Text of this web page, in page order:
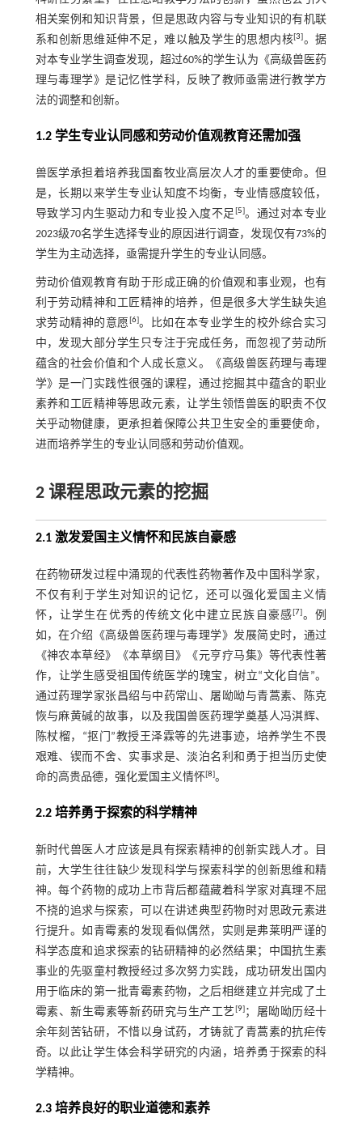
相关案例和知识背景，但是思政内容与专业知识的有机联
系和创新思维延伸不足，难以触及学生的思想内核[3]。据
对本专业学生调查发现，超过60%的学生认为《高级兽医药
理与毒理学》是记忆性学科，反映了教师亟需进行教学方
法的调整和创新。
1.2 学生专业认同感和劳动价值观教育还需加强
兽医学承担着培养我国畜牧业高层次人才的重要使命。但
是，长期以来学生专业认知度不均衡，专业情感度较低，
导致学习内生驱动力和专业投入度不足 [5]。通过对本专业
2023级70名学生选择专业的原因进行调查，发现仅有73%的
学生为主动选择，亟需提升学生的专业认同感。
劳动价值观教育有助于形成正确的价值观和事业观，也有
利于劳动精神和工匠精神的培养，但是很多大学生缺失追
求劳动精神的意愿 [6]。比如在本专业学生的校外综合实习
中，发现大部分学生只专注于完成任务，而忽视了劳动所
蕴含的社会价值和个人成长意义。《高级兽医药理与毒理
学》是一门实践性很强的课程，通过挖掘其中蕴含的职业
素养和工匠精神等思政元素，让学生领悟兽医的职责不仅
关乎动物健康，更承担着保障公共卫生安全的重要使命，
进而培养学生的专业认同感和劳动价值观。
2 课程思政元素的挖掘
2.1 激发爱国主义情怀和民族自豪感
在药物研发过程中涌现的代表性药物著作及中国科学家，
不仅有利于学生对知识的记忆，还可以强化爱国主义情
怀，让学生在优秀的传统文化中建立民族自豪感[7]。例
如，在介绍《高级兽医药理与毒理学》发展简史时，通过
《神农本草经》《本草纲目》《元亨疗马集》等代表性著
作，让学生感受祖国传统医学的瑰宝，树立“文化自信”。
通过药理学家张昌绍与中药常山、屠呦呦与青蒿素、陈克
恢与麻黄碱的故事，以及我国兽医药理学奠基人冯淇辉、
陈杖榴，“抠门”教授王泽霖等的先进事迹，培养学生不畏
艰难、锲而不舍、实事求是、淡泊名利和勇于担当历史使
命的高贵品德，强化爱国主义情怀[8]。
2.2 培养勇于探索的科学精神
新时代兽医人才应该是具有探索精神的创新实践人才。目
前，大学生往往缺少发现科学与探索科学的创新思维和精
神。每个药物的成功上市背后都蕴藏着科学家对真理不屈
不挠的追求与探索，可以在讲述典型药物时对思政元素进
行提升。如青霉素的发现看似偶然，实则是弗莱明严谨的
科学态度和追求探索的钻研精神的必然结果；中国抗生素
事业的先驱童村教授经过多次努力实践，成功研发出国内
用于临床的第一批青霉素药物，之后相继建立并完成了土
霉素、新生霉素等新药研究与生产工艺[9] ；屠呦呦历经十
余年刻苦钻研，不惜以身试药，才铸就了青蒿素的抗疟传
奇。以此让学生体会科学研究的内涵，培养勇于探索的科
学精神。
2.3 培养良好的职业道德和素养